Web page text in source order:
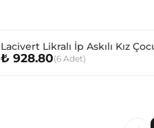
Lacivert Likralı İp Askılı Kız
Atlet
₺ 928.80(6 Adet)